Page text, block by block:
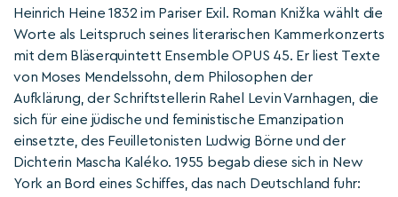
Heinrich Heine 1832 im Pariser Exil. Roman Knižka wählt die
Worte als Leitspruch seines literarischen Kammerkonzerts
mit dem Bläserquintett Ensemble OPUS 45. Er liest Texte
von Moses Mendelssohn, dem Philosophen der
Aufklärung, der Schriftstellerin Rahel Levin Varnhagen, die
sich für eine jüdische und feministische Emanzipation
einsetzte, des Feuilletonisten Ludwig Börne und der
Dichterin Mascha Kaléko. 1955 begab diese sich in New
York an Bord eines Schiffes, das nach Deutschland fuhr: